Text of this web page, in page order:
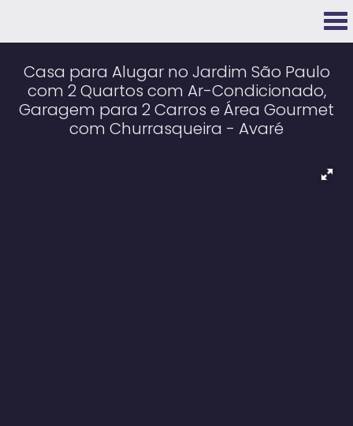
Casa para Alugar no Jardim São Paulo
com 2 Quartos com Ar-Condicionado,
Garagem para 2 Carros e Área Gourmet
com Churrasqueira - Avaré